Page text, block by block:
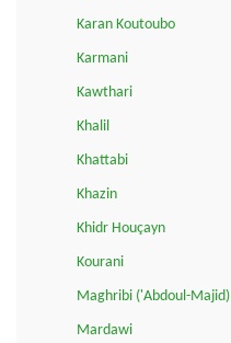
Karan Koutoubo
Karmani
Kawthari
Khalil
Khattabi
Khazin
Khidr Houçayn
Kourani
Maghribi ('Abdoul-Majid)
Mardawi